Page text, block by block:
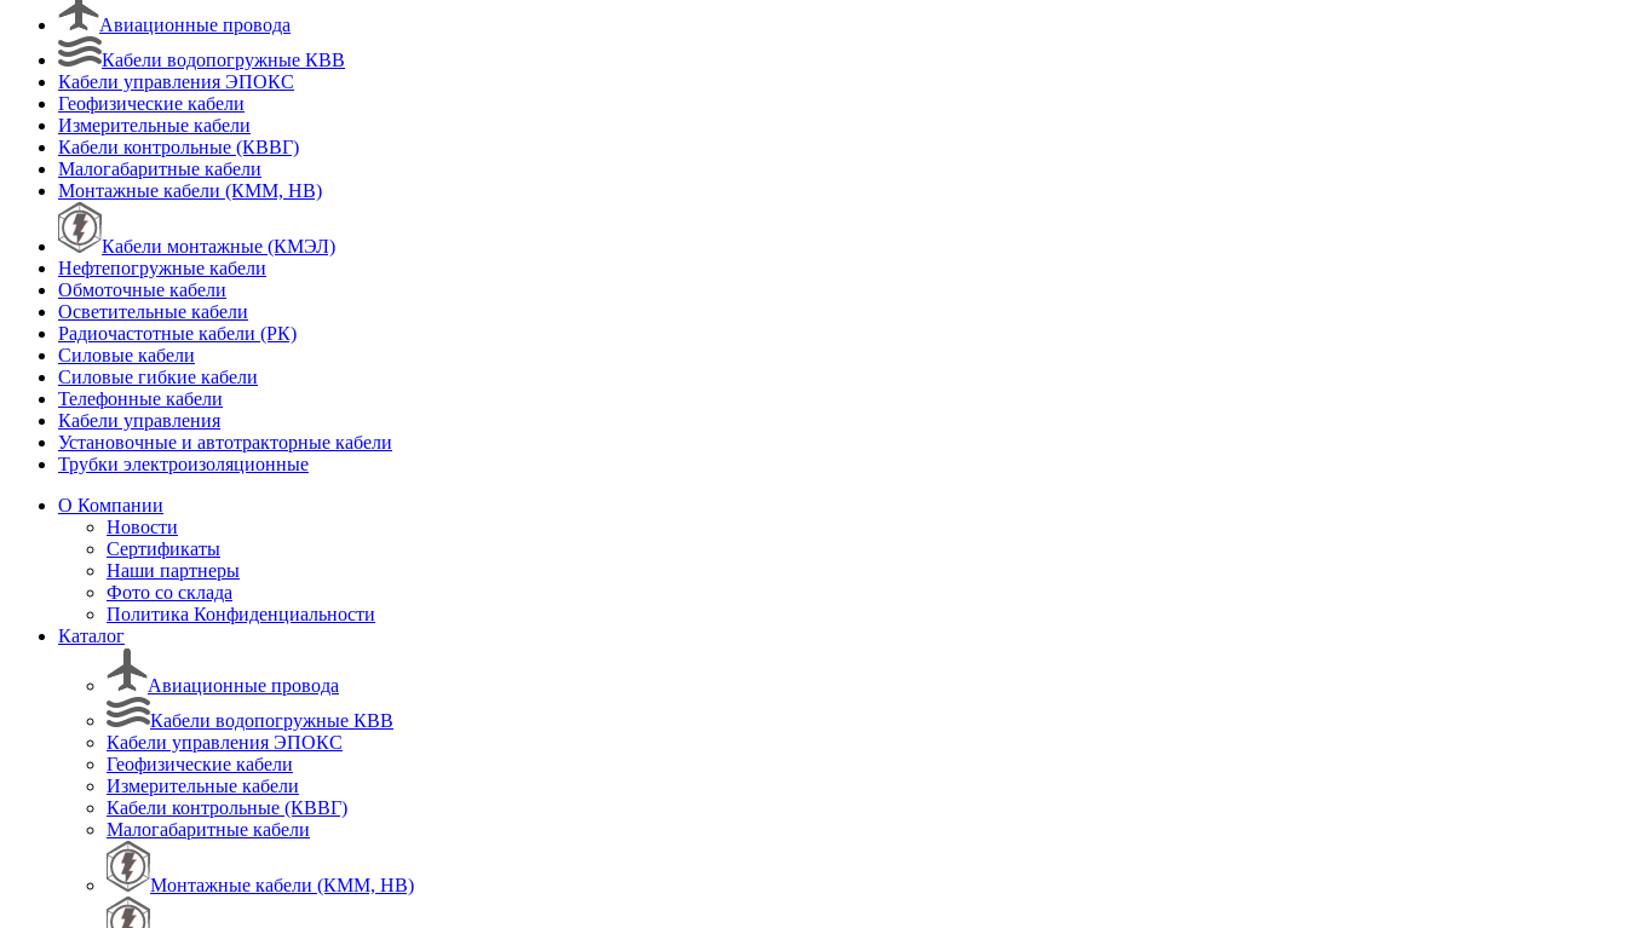
Авиационные провода
Кабели водопогружные КВВ
Кабели управления ЭПОКС
Геофизические кабели
Измерительные кабели
Кабели контрольные (КВВГ)
Малогабаритные кабели
Монтажные кабели (КММ, НВ)
Кабели монтажные (КМЭЛ)
Нефтепогружные кабели
Обмоточные кабели
Осветительные кабели
Радиочастотные кабели (РК)
Силовые кабели
Силовые гибкие кабели
Телефонные кабели
Кабели управления
Установочные и автотракторные кабели
Трубки электроизоляционные
О Компании
Новости
Сертификаты
Наши партнеры
Фото со склада
Политика Конфиденциальности
Каталог
Авиационные провода
Кабели водопогружные КВВ
Кабели управления ЭПОКС
Геофизические кабели
Измерительные кабели
Кабели контрольные (КВВГ)
Малогабаритные кабели
Монтажные кабели (КММ, НВ)